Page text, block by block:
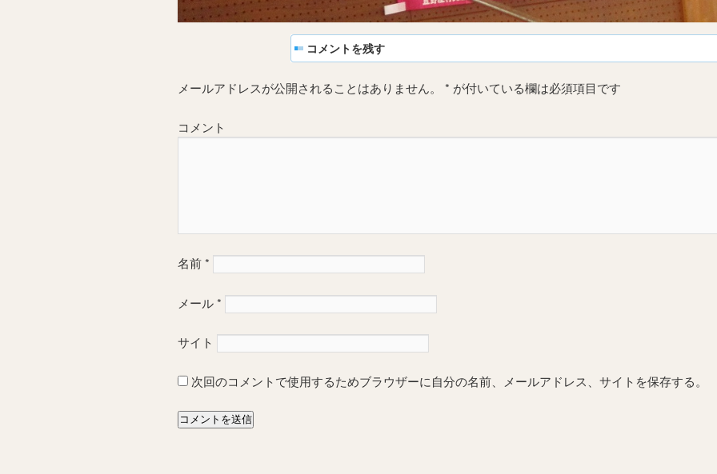
コメントを残す
メールアドレスが公開されることはありません。 * が付いている欄は必須項目です
コメント
名前*
メール*
サイト
次回のコメントで使用するためブラウザーに自分の名前、メールアドレス、サイトを保存する。